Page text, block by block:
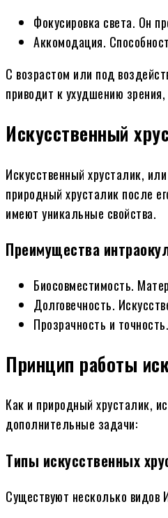
Фокусировка света. Он
Аккомодация.
С возрастом или под
приводит к ухудшению
Искусственный
Искусственный хрусталик,
природный хрусталик после
имеют уникальные свойства.
Преимущества
Биосовместимость.
Долговечность.
Прозрачность и
Принцип работы
Как и природный хрусталик,
дополнительные задачи:
Типы искусственных
Существуют несколько